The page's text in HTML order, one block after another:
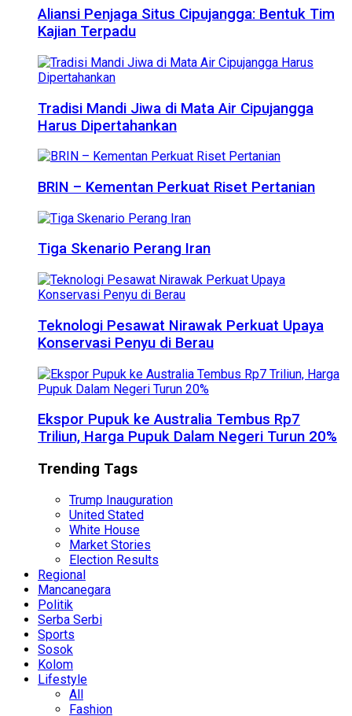
Aliansi Penjaga Situs Cipujangga: Bentuk Tim
Kajian Terpadu
Tradisi Mandi Jiwa di Mata Air Cipujangga
Harus Dipertahankan
BRIN – Kementan Perkuat Riset Pertanian
Tiga Skenario Perang Iran
Teknologi Pesawat Nirawak Perkuat Upaya
Konservasi Penyu di Berau
Ekspor Pupuk ke Australia Tembus Rp7
Triliun, Harga Pupuk Dalam Negeri Turun 20%
Trending Tags
Trump Inauguration
United Stated
White House
Market Stories
Election Results
Regional
Mancanegara
Politik
Serba Serbi
Sports
Sosok
Kolom
Lifestyle
All
Fashion